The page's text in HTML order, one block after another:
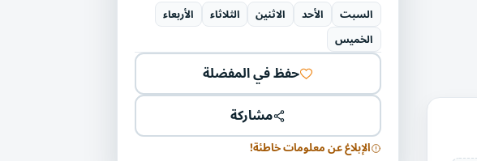
السبت الأحد الاثنين الثلاثاء
الأربعاء
الخميس
حفظ في المفضلة
مشاركة
الإبلاغ عن معلومات خاطئة!